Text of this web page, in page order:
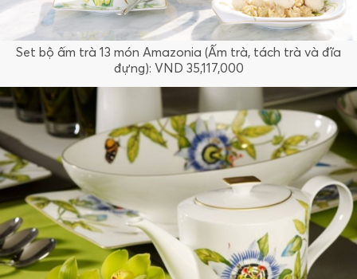
Set bộ ấm trà 13 món Amazonia (Ấm trà, tách trà và đĩa
đựng): VND 35,117,000